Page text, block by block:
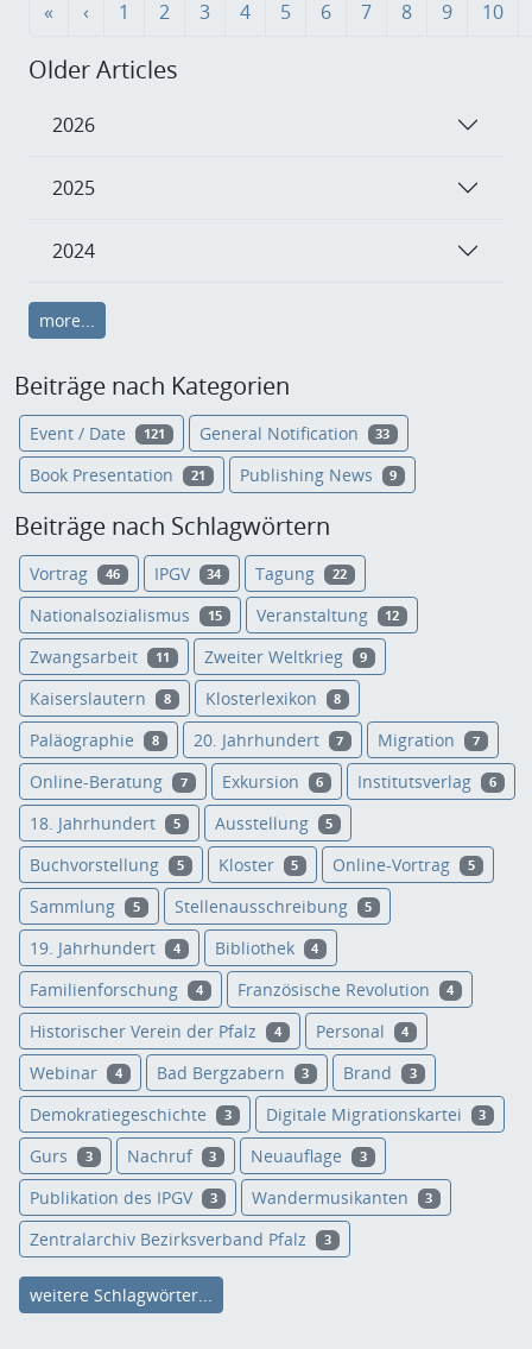
« ‹ 1 2 3 4 5 6 7 8 9 10
Older Articles
2026
2025
2024
more...
Beiträge nach Kategorien
Event / Date 121 General Notification 33
Book Presentation 21 Publishing News 9
Beiträge nach Schlagwörtern
Vortrag 46 IPGV 34 Tagung 22
Nationalsozialismus 15 Veranstaltung 12
Zwangsarbeit 11 Zweiter Weltkrieg 9
Kaiserslautern 8 Klosterlexikon 8
Paläographie 8 20. Jahrhundert 7 Migration 7
Online-Beratung 7 Exkursion 6 Institutsverlag 6
18. Jahrhundert 5 Ausstellung 5
Buchvorstellung 5 Kloster 5 Online-Vortrag 5
Sammlung 5 Stellenausschreibung 5
19. Jahrhundert 4 Bibliothek 4
Familienforschung 4 Französische Revolution 4
Historischer Verein der Pfalz 4 Personal 4
Webinar 4 Bad Bergzabern 3 Brand 3
Demokratiegeschichte 3 Digitale Migrationskartei 3
Gurs 3 Nachruf 3 Neuauflage 3
Publikation des IPGV 3 Wandermusikanten 3
Zentralarchiv Bezirksverband Pfalz 3
weitere Schlagwörter...